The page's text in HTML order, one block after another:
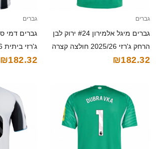
גברים
גברים מיגל אלמירון #24 ירוק לבן
הרחק ג'רזי 2025/26 חולצה קצרה
₪182.32
גברים
ג'רזי ביתית 2025/26 חולצה קצרה
₪182.32